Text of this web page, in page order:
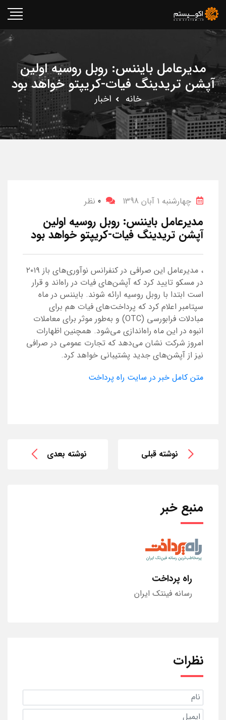
مدیرعامل بایننس: روبل روسیه اولین
آپشن تریدینگ فیات-کریپتو خواهد بود
خانه اخبار
چهارشنبه 1 آبان 1398 0 نظر
مدیرعامل بایننس: روبل روسیه اولین
آپشن تریدینگ فیات-کریپتو خواهد بود
، مدیرعامل این صرافی در کنفرانس نوآوری‌های باز ۲۰۱۹
در مسکو تایید کرد که آپشن‌های فیات در راه‌اند و قرار
است ابتدا با روبل روسیه ارائه شوند. بایننس در ماه
سپتامبر اعلام کرد که پرداخت‌های فیات هم برای
مبادلات فرابورسی (OTC) و به‌طور موثر برای معاملات
انبوه در این ماه راه‌اندازی می‌شود. همچنین اظهارات
امروز شرکت نشان می‌دهد که تجارت عمومی در صرافی
نیز از آپشن‌های جدید پشتیبانی خواهد کرد.
متن کامل خبر در سایت راه پرداخت
نوشته قبلی نوشته بعدی
منبع خبر
راه پرداخت
رسانه فینتک ایران
نظرات